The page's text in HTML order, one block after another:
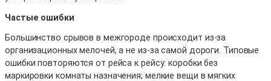
Частые ошибки
Большинство срывов в межгороде происходит из-за
организационных мелочей, а не из-за самой дороги. Типовые
ошибки повторяются от рейса к рейсу: коробки без
маркировки комнаты назначения; мелкие вещи в мягких